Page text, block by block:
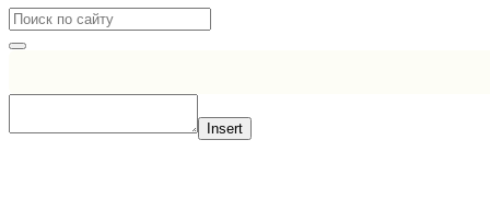
Insert